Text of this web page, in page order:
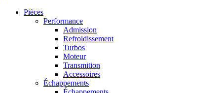
Pièces
Performance
Admission
Refroidissement
Turbos
Moteur
Transmition
Accessoires
Échappements